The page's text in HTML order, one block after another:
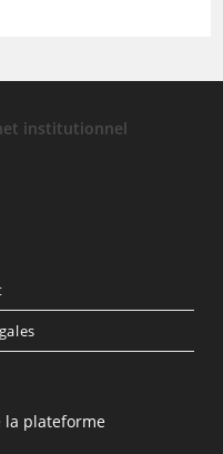
institutionnel
plateforme